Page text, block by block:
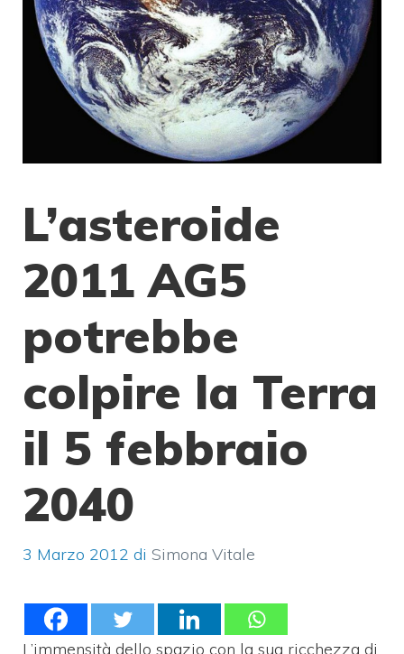
L’asteroide
2011 AG5
potrebbe
colpire la Terra
il 5 febbraio
2040
3 Marzo 2012 di Simona Vitale
L’immensità dello spazio con la sua ricchezza di